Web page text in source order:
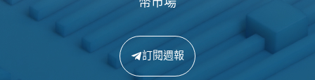
訂閱週報